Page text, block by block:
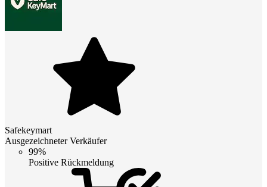
Safekeymart
Ausgezeichneter Verkäufer
99%
Positive Rückmeldung